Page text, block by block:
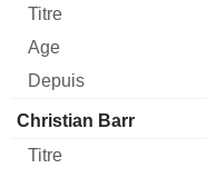
Christian Barr